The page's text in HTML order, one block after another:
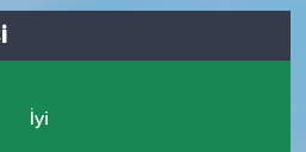
İyi